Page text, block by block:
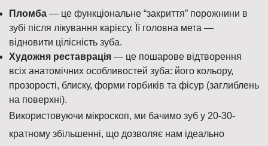
Пломба — це функціональне “закриття” порожнини в
зубі після лікування карієсу. Її головна мета —
відновити цілісність зуба.
Художня реставрація — це пошарове відтворення
всіх анатомічних особливостей зуба: його кольору,
прозорості, блиску, форми горбиків та фісур (заглиблень
на поверхні).
Використовуючи мікроскоп, ми бачимо зуб у 20-30-
кратному збільшенні, що дозволяє нам ідеально